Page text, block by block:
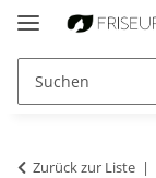
Zurück zur Liste